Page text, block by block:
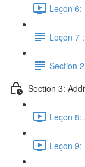
Leçon
Leçon 7
Section
Section 3:
Leçon 8:
Leçon 9: